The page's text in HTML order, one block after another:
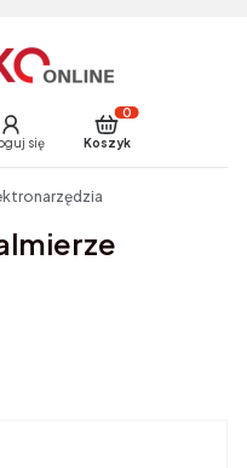
się
Produkty w
Koszyk